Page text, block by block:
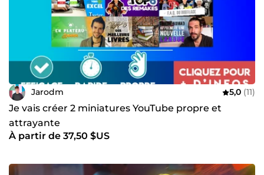
Jarodm 5,0 (11)
Je vais créer 2 miniatures YouTube propre et
attrayante
À partir de 37,50 $US